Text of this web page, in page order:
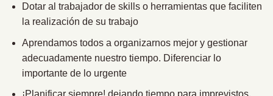
Dotar al trabajador de skills o herramientas que faciliten
la realización de su trabajo
Aprendamos todos a organizarnos mejor y gestionar
adecuadamente nuestro tiempo. Diferenciar lo
importante de lo urgente